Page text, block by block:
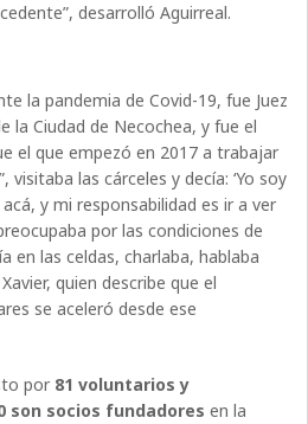
desarrolló Aguirreal.
la pandemia de Covid-19, fue Juez
la Ciudad de Necochea, y fue el
el que empezó en 2017 a trabajar
visitaba las cárceles y decía: ‘Yo soy
y mi responsabilidad es ir a ver
por las condiciones de
en las celdas, charlaba, hablaba
quien describe que el
se aceleró desde ese
por 81 voluntarios y
son socios fundadores en la